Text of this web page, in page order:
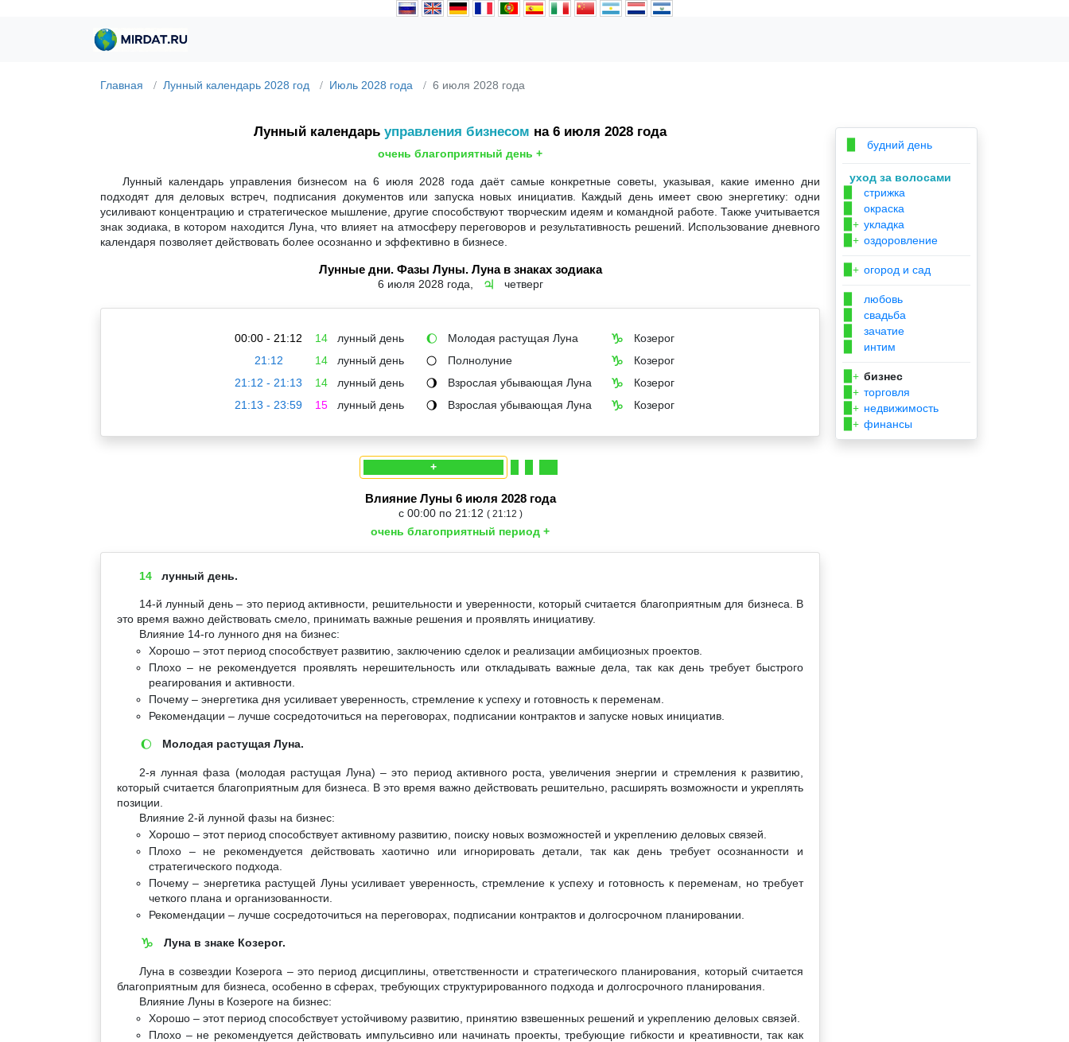
Главная Лунный календарь 2028 год Июль 2028 года 6 июля 2028 года
Лунный календарь управления бизнесом на 6 июля 2028 года
очень благоприятный день +
Лунный календарь управления бизнесом на 6 июля 2028 года даёт самые конкретные советы, указывая, какие именно дни
подходят для деловых встреч, подписания документов или запуска новых инициатив. Каждый день имеет свою энергетику: одни
усиливают концентрацию и стратегическое мышление, другие способствуют творческим идеям и командной работе. Также учитывается
знак зодиака, в котором находится Луна, что влияет на атмосферу переговоров и результативность решений. Использование дневного
календаря позволяет действовать более осознанно и эффективно в бизнесе.
Лунные дни. Фазы Луны. Луна в знаках зодиака
6 июля 2028 года, ♃ четверг
00:00 - 21:12 14 лунный день 🌔 Молодая растущая Луна ♑
Козерог
21:12
14 лунный день 🌕 Полнолуние ♑
Козерог
21:12 - 21:13
14 лунный день 🌖 Взрослая убывающая Луна ♑
Козерог
21:13 - 23:59
15 лунный день 🌖 Взрослая убывающая Луна ♑ Козерог
+
Влияние Луны 6 июля 2028 года
с 00:00 по 21:12 ( 21:12 )
очень благоприятный период +
14 лунный день.
14-й лунный день – это период активности, решительности и уверенности, который считается благоприятным для бизнеса. В
это время важно действовать смело, принимать важные решения и проявлять инициативу.
Влияние 14-го лунного дня на бизнес:
Хорошо – этот период способствует развитию, заключению сделок и реализации амбициозных проектов.
Плохо – не рекомендуется проявлять нерешительность или откладывать важные дела, так как день требует быстрого
реагирования и активности.
Почему – энергетика дня усиливает уверенность, стремление к успеху и готовность к переменам.
Рекомендации – лучше сосредоточиться на переговорах, подписании контрактов и запуске новых инициатив.
🌔 Молодая растущая Луна.
2-я лунная фаза (молодая растущая Луна) – это период активного роста, увеличения энергии и стремления к развитию,
который считается благоприятным для бизнеса. В это время важно действовать решительно, расширять возможности и укреплять
позиции.
Влияние 2-й лунной фазы на бизнес:
Хорошо – этот период способствует активному развитию, поиску новых возможностей и укреплению деловых связей.
Плохо – не рекомендуется действовать хаотично или игнорировать детали, так как день требует осознанности и
стратегического подхода.
Почему – энергетика растущей Луны усиливает уверенность, стремление к успеху и готовность к переменам, но требует
четкого плана и организованности.
Рекомендации – лучше сосредоточиться на переговорах, подписании контрактов и долгосрочном планировании.
♑ Луна в знаке Козерог.
Луна в созвездии Козерога – это период дисциплины, ответственности и стратегического планирования, который считается
благоприятным для бизнеса, особенно в сферах, требующих структурированного подхода и долгосрочного планирования.
Влияние Луны в Козероге на бизнес:
Хорошо – этот период способствует устойчивому развитию, принятию взвешенных решений и укреплению деловых связей.
Плохо – не рекомендуется действовать импульсивно или начинать проекты, требующие гибкости и креативности, так как
будний день
уход за волосами
стрижка
окраска
▉+ укладка
▉+ оздоровление
▉+ огород и сад
любовь
свадьба
зачатие
интим
▉+ бизнес
▉+ торговля
▉+ недвижимость
▉+ финансы